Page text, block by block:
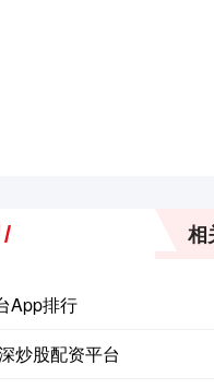
相
App排行
炒股配资平台